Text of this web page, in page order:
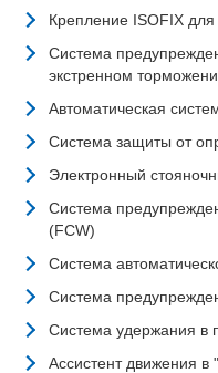
Крепление ISOFIX для
Система
экстренном
Автоматическая
Система защиты от
Электронный
Система
(FCW)
Система
Система
Система удержания в
Ассистент движения в